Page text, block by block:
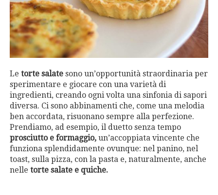
Le torte salate sono un’opportunità straordinaria per
sperimentare e giocare con una varietà di
ingredienti, creando ogni volta una sinfonia di sapori
diversa. Ci sono abbinamenti che, come una melodia
ben accordata, risuonano sempre alla perfezione.
Prendiamo, ad esempio, il duetto senza tempo
prosciutto e formaggio, un’accoppiata vincente che
funziona splendidamente ovunque: nel panino, nel
toast, sulla pizza, con la pasta e, naturalmente, anche
nelle torte salate e quiche.